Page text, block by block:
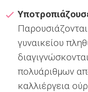
γυναικείου
πολυάριθμων
καλλιέργεια